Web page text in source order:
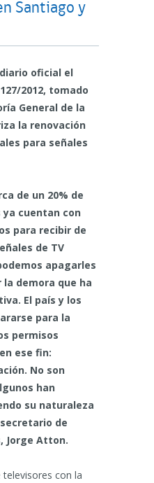
Santiago y
oficial el
2012, tomado
General de la
la renovación
para señales
de un 20% de
cuentan con
para recibir de
de TV
apagarles
demora que ha
El país y los
para la
permisos
ese fin:
No son
han
su naturaleza
de
Jorge Atton.
con la